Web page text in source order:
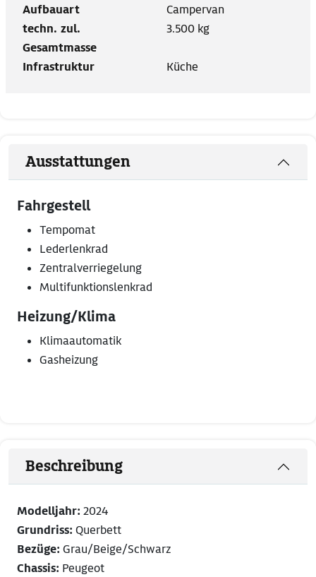
Aufbauart
Campervan
techn. zul.
Gesamtmasse
3.500 kg
Infrastruktur Küche
Ausstattungen
Fahrgestell
Tempomat
Lederlenkrad
Zentralverriegelung
Multifunktionslenkrad
Heizung/Klima
Klimaautomatik
Gasheizung
Beschreibung
Modelljahr: 2024
Grundriss: Querbett
Bezüge: Grau/Beige/Schwarz
Chassis: Peugeot